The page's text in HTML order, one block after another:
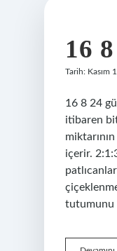
16
Tarih: Kasım
16 8 24
itibaren
içerir.
tutumunu